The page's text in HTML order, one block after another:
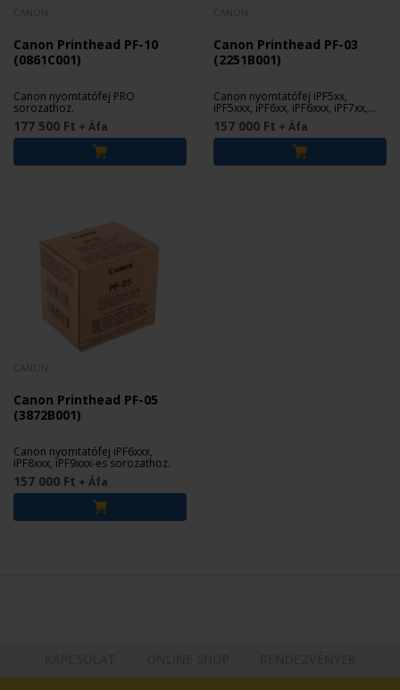
Canon Printhead PF-10
(0861C001)
Canon nyomtatófej PRO
sorozathoz.
177 500 Ft + Áfa
Canon Printhead PF-03
(2251B001)
Canon nyomtatófej iPF5xx,
iPF5xxx, iPF6xx, iPF6xxx, iPF7xx,
iPF8xx, iPF8xxx, iPF9xxx
sorozathoz.
157 000 Ft + Áfa
Canon Printhead PF-05
(3872B001)
Canon nyomtatófej iPF6xxx,
iPF8xxx, iPF9xxx-es sorozathoz.
157 000 Ft + Áfa